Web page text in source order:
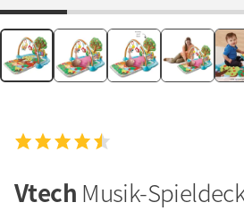
Vtech Musik-